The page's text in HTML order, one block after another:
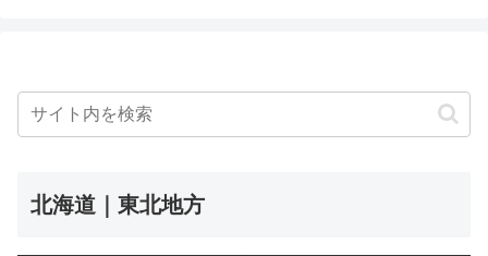
北海道｜東北地方